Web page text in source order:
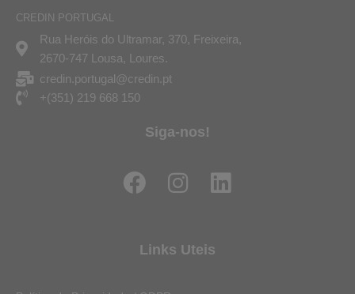
CREDIN PORTUGAL
Rua Heróis do Ultramar, 370, Freixeira,
2670-747 Lousa, Loures.
credin.portugal@credin.pt
+(351) 219 668 150
Siga-nos!
F
a
e
I
n
t
L
i
Links Uteis